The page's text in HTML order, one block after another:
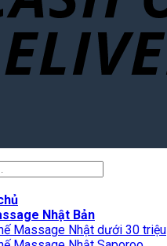
Nhật Bản
Massage Nhật dưới 30 triệu